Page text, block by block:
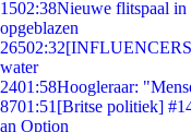
1502:38Nieuwe flitspaal in
opgeblazen
26502:32
water
2401:58Hoogleraar:
8701:51 [Britse politiek]
an Option